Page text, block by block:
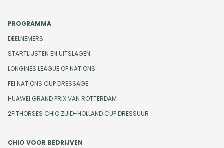
PROGRAMMA
DEELNEMERS
STARTLIJSTEN EN UITSLAGEN
LONGINES LEAGUE OF NATIONS
FEI NATIONS CUP DRESSAGE
HUAWEI GRAND PRIX VAN ROTTERDAM
2FITHORSES CHIO ZUID-HOLLAND CUP DRESSUUR
CHIO VOOR BEDRIJVEN